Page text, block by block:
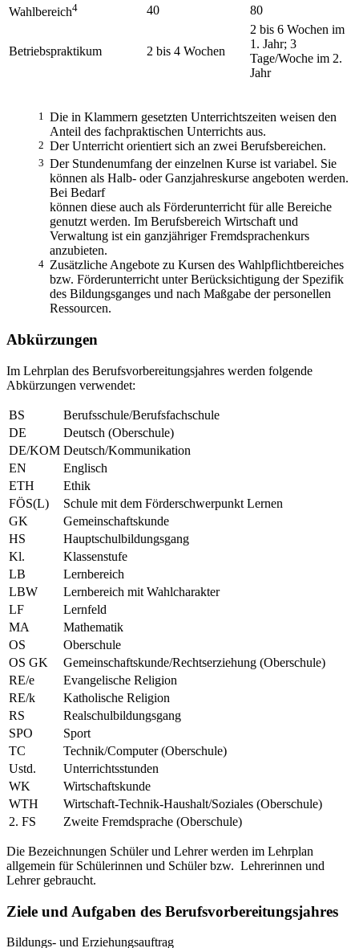
Wahlbereich4 40 80
Betriebspraktikum 2 bis 4 Wochen
2 bis 6 Wochen im
1. Jahr; 3
Tage/Woche im 2.
Jahr
1 Die in Klammern gesetzten Unterrichtszeiten weisen den
Anteil des fachpraktischen Unterrichts aus.
2 Der Unterricht orientiert sich an zwei Berufsbereichen.
3 Der Stundenumfang der einzelnen Kurse ist variabel. Sie
können als Halb- oder Ganzjahreskurse angeboten werden.
Bei Bedarf
können diese auch als Förderunterricht für alle Bereiche
genutzt werden. Im Berufsbereich Wirtschaft und
Verwaltung ist ein ganzjähriger Fremdsprachenkurs
anzubieten.
4 Zusätzliche Angebote zu Kursen des Wahlpflichtbereiches
bzw. Förderunterricht unter Berücksichtigung der Spezifik
des Bildungsganges und nach Maßgabe der personellen
Ressourcen.
Abkürzungen
Im Lehrplan des Berufsvorbereitungsjahres werden folgende
Abkürzungen verwendet:
BS
Berufsschule/Berufsfachschule
DE
Deutsch (Oberschule)
DE/KOM Deutsch/Kommunikation
EN
Englisch
ETH
Ethik
FÖS(L)
Schule mit dem Förderschwerpunkt Lernen
GK
Gemeinschaftskunde
HS
Hauptschulbildungsgang
Kl.
Klassenstufe
LB
Lernbereich
LBW
Lernbereich mit Wahlcharakter
LF
Lernfeld
MA
Mathematik
OS
Oberschule
OS GK
Gemeinschaftskunde/Rechtserziehung (Oberschule)
RE/e
Evangelische Religion
RE/k
Katholische Religion
RS
Realschulbildungsgang
SPO
Sport
TC
Technik/Computer (Oberschule)
Ustd.
Unterrichtsstunden
WK
Wirtschaftskunde
WTH
Wirtschaft-Technik-Haushalt/Soziales (Oberschule)
2. FS
Zweite Fremdsprache (Oberschule)
Die Bezeichnungen Schüler und Lehrer werden im Lehrplan
allgemein für Schülerinnen und Schüler bzw. Lehrerinnen und
Lehrer gebraucht.
Ziele und Aufgaben des Berufsvorbereitungsjahres
Bildungs- und Erziehungsauftrag